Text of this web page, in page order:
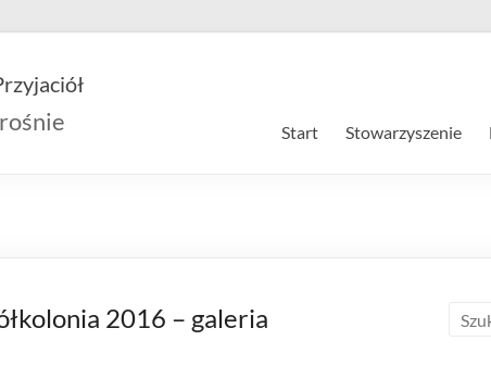
Start Stowarzyszenie
2016 – galeria